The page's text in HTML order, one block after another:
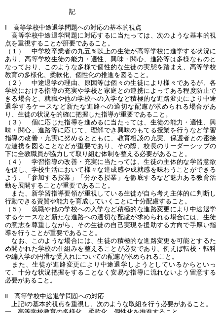
記
Ⅰ 高等学校中途退学問題への対応の基本的視点
高等学校中途退学問題に対応するに当たっては、次のような基本的視
点を重視することが肝要であること。
（１） 中学校卒業者の九五％以上の生徒が高等学校に進学する状況に
あり、高等学校生徒の能力・適性、興味・関心、進路等は多様なものと
なっており、このような多様で個性的な生徒の実態を踏まえ、高等学校
教育の多様化、柔軟化、個性化の推進を図ること。
（２） 中途退学の理由、原因等は個々の生徒により様々であるが、各
学校における指導の充実や学校と家庭との連携によってある程度防止で
きる場合と、就職や他の学校への入学など積極的な進路変更により中途
退学するケースなど新たな進路への適切な配慮が求められる場合があ
り、生徒の状況を的確に把握した指導が重要であること。
（３） 個に応じた指導を進めるに当たっては、生徒の能力・適性、興
味・関心、進路等に応じて、理解でき興味のもてる授業を行うなど学習
指導の改善・充実に努めるとともに、教育相談の充実、保護者との密接
な連携を図ることなどが重要であり、その際、校長のリーダーシップの
下に全教職員が協力して取り組む体制を整える必要があること。
（４） 学習指導の改善・充実に当たっては、生徒の主体的な学習意欲
を促し、学校生活において様々な達成感や成就感を味わうことができる
よう、「参加する授業」「分かる授業」を徹底するなど魅力ある教育活
動を展開することが重要であること。
また、新学習指導要領が重視している生徒が自ら考え主体的に判断し
行動できる資質や能力を育成していくことに十分配慮すること。
（５） 就職や他の学校への入学など積極的な進路変更により中途退学
するケースなど新たな進路への適切な配慮が求められる場合には、生徒
の意志を尊重しながら、その生徒の自己実現を援助する方向で手厚い指
導を行うことが重要であること。
なお、このような場合には、生徒の積極的な進路変更を可能とするた
め開かれた学校の仕組みを整えることが必要であり、例えば転校・転科
や編入学の円滑な受入れについての配慮が求められること。
また、生徒が進路変更により中途退学しようとしているからといっ
て、十分な状況把握をすることなく安易な指導に流れないよう留意する
必要があること。
Ⅱ 高等学校中途退学問題への対応
上記Ⅰの基本的視点を重視し、次のような取組を行う必要があること。